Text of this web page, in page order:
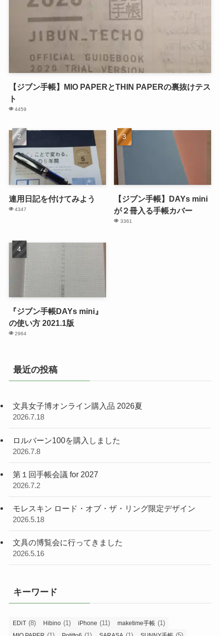
【ジブン手帳】MIO PAPERとTHIN PAPERの裏抜けテス
ト
4459
連用日記を付けてみよう
4347
【ジブン手帳】DAYs mini
が２冊入る手帳カバー
3361
『ジブン手帳DAYs mini』
の使い方 2021.1版
2964
最近の投稿
文具女子博オンライン購入品 2026夏
2026.7.18
ロルバーン100を購入しました
2026.7.8
第１回手帳会議 for 2027
2026.7.2
モレスキン ロード・オブ・ザ・リング限定デザイン
2026.5.18
文具の博覧会に行ってきました
2026.5.16
キーワード
EDiT (8) Hibino (1) iPhone (11) maketime手帳 (1)